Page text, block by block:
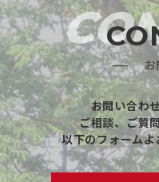
お
お問い合わ
ご相談、ご質
以下のフォームよ